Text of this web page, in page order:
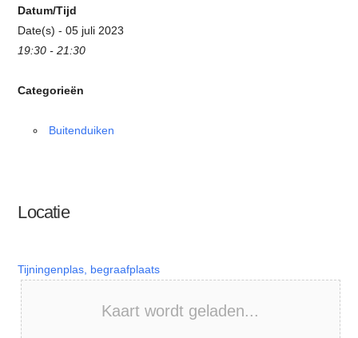
Datum/Tijd
Date(s) - 05 juli 2023
19:30 - 21:30
Categorieën
Buitenduiken
Locatie
Tijningenplas, begraafplaats
Kaart wordt geladen...